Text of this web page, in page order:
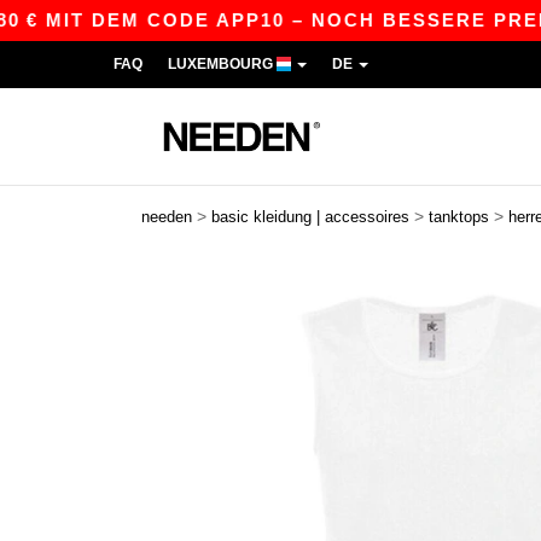
DEM CODE APP10 – NOCH BESSERE PREISE
FAQ LUXEMBOURG DE
needen > basic kleidung | accessoires > tanktops >